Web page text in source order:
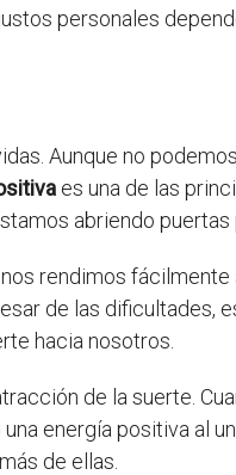
personales
Aunque no
es una de las
abriendo puertas
nos rendimos
de las dificultades,
hacia nosotros.
de la suerte.
energía positiva al
de ellas.